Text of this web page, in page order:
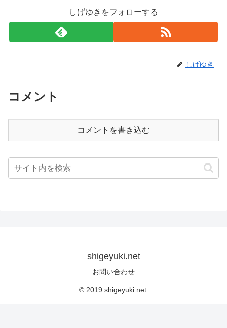
しげゆきをフォローする
しげゆき
コメント
コメントを書き込む
shigeyuki.net
お問い合わせ
© 2019 shigeyuki.net.